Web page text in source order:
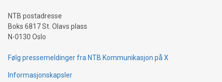
NTB postadresse
Boks 6817 St. Olavs plass
N-0130 Oslo
Følg pressemeldinger fra NTB Kommunikasjon på X
Informasjonskapsler